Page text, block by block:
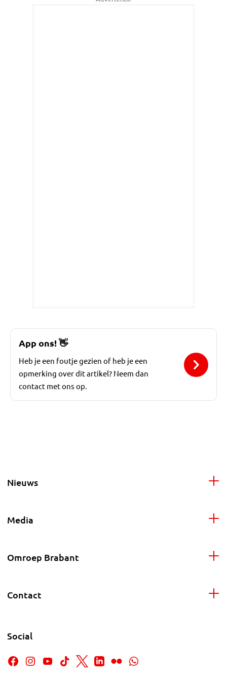
App ons!👋
Heb je een foutje gezien of heb je een
opmerking over dit artikel? Neem dan
contact met ons op.
Nieuws
Media
Omroep Brabant
Contact
Social